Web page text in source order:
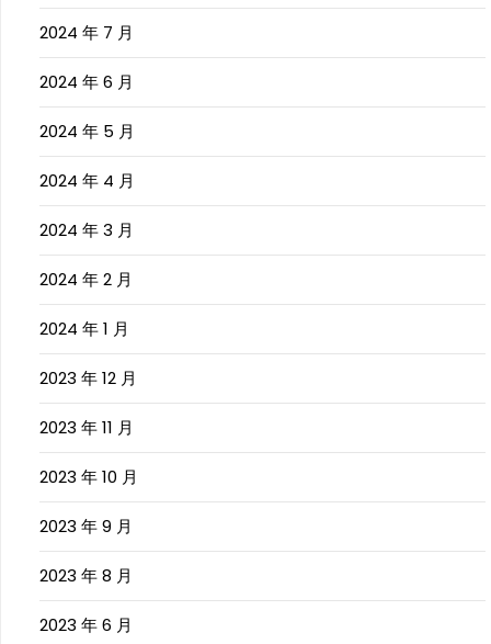
2024 年 7 月
2024 年 6 月
2024 年 5 月
2024 年 4 月
2024 年 3 月
2024 年 2 月
2024 年 1 月
2023 年 12 月
2023 年 11 月
2023 年 10 月
2023 年 9 月
2023 年 8 月
2023 年 6 月